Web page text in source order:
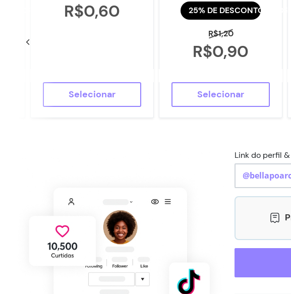
R$0,60
Selecionar
25% DE DESCONTO AGORA
R$1,20
R$0,90
Selecionar
Link do perfil